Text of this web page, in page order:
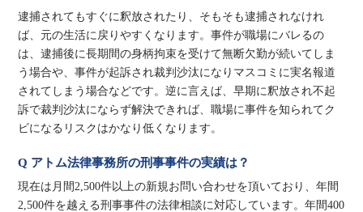
逮捕されてもすぐに釈放されたり、そもそも逮捕されなけれ
ば、元の生活に戻りやすくなります。事件が職場にバレるの
は、逮捕後に長期間の身柄拘束を受けて無断欠勤が続いてしま
う場合や、事件が起訴され裁判沙汰になりマスコミに実名報道
されてしまう場合などです。逆に言えば、早期に釈放され不起
訴で裁判沙汰にならず解決できれば、職場に事件を知られてク
ビになるリスクはかなり低くなります。
Q アトム法律事務所の刑事事件の実績は？
現在は月間2,500件以上の新規お問い合わせを頂いており、年間
2,500件を越える刑事事件の法律相談に対応しています。年間400